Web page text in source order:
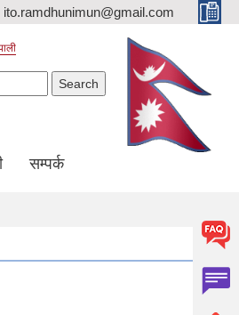
ito.ramdhunimun@gmail.com
सम्पर्क